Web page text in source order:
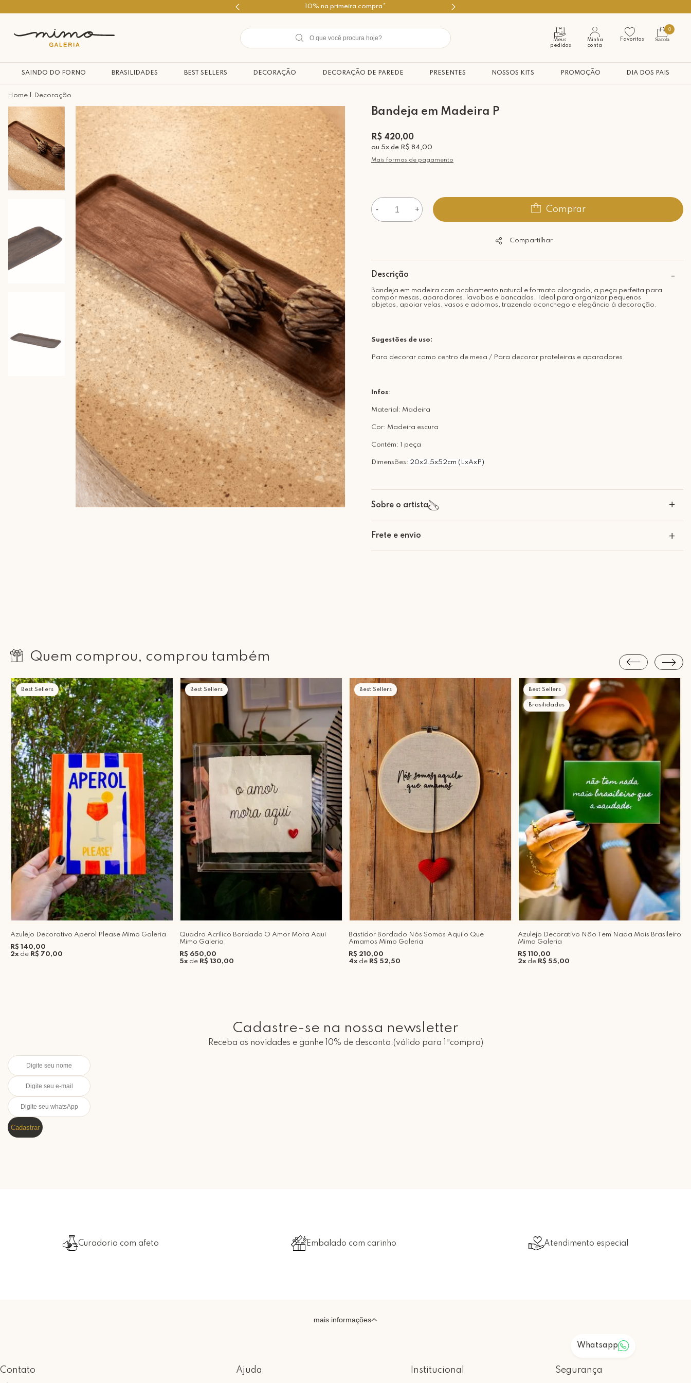
Use o cupom PRIMEIROMIMO
Meus
pedidos
Minha
conta
Favoritos
0
Sacola
SAINDO DO FORNO BRASILIDADES BEST SELLERS DECORAÇÃO DECORAÇÃO DE PAREDE PRESENTES NOSSOS KITS PROMOÇÃO DIA DOS PAIS
Decoração
Bandeja em Madeira P
R$ 420,00
ou 5x de R$ 84,00
Mais formas de pagamento
- + Comprar
Compartilhar
Descrição
Bandeja em madeira com acabamento natural e formato alongado, a peça perfeita para
compor mesas, aparadores, lavabos e bancadas. Ideal para organizar pequenos
objetos, apoiar velas, vasos e adornos, trazendo aconchego e elegância à decoração.
Sugestões de uso:
Para decorar como centro de mesa / Para decorar prateleiras e aparadores
Infos:
Material: Madeira
Cor: Madeira escura
Contém: 1 peça
Dimensões: 20x2,5x52cm (LxAxP)
Sobre o artista +
Frete e envio +
Quem comprou, comprou também
Best Sellers
Azulejo Decorativo Aperol Please Mimo Galeria
R$ 140,00
2xde R$ 70,00
Best Sellers
Quadro Acrílico Bordado O Amor Mora Aqui
Mimo Galeria
R$ 650,00
5xde R$ 130,00
Best Sellers
Bastidor Bordado Nós Somos Aquilo Que
Amamos Mimo Galeria
R$ 210,00
4xde R$ 52,50
Best Sellers
Brasilidades
Azulejo Decorativo Não Tem Nada Mais Brasileiro
Mimo Galeria
R$ 110,00
2xde R$ 55,00
Cadastre-se na nossa newsletter
Receba as novidades e ganhe 10% de desconto.(válido para 1ªcompra)
Cadastrar
Curadoria com afeto Embalado com carinho Atendimento especial
Whatsapp
mais informações
Contato Ajuda Institucional Segurança